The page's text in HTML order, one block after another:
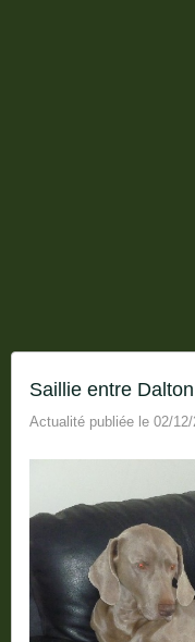
saillie entre
Actualité publiée le 02/12/